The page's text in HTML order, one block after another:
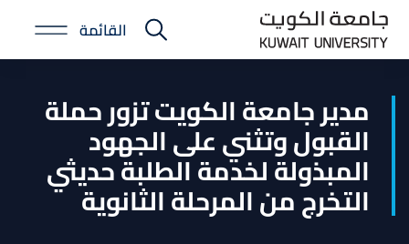
Skip
main
E-
Portal
القائمة
مدير جامعة الكويت تزور حملة
القبول وتثني على الجهود
المبذولة لخدمة الطلبة حديثي
التخرج من المرحلة الثانوية